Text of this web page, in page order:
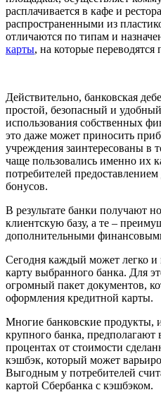
расплачивается в кафе и
распространенными из
отличаются по типам и
карты, на которые
Действительно, банковская
простой, безопасный и
использования собственных
это даже может приносить
учреждения заинтересованы
чаще пользовались именно их
потребителей
бонусов.
В результате банки получают
клиентскую базу, а те –
дополнительными
Сегодня каждый может легко и
карту выбранного банка. Для
огромный пакет документов,
оформления кредитной карты.
Многие банковские
крупного банка,
процентах от стоимости
кэшбэк, который может
Выгодным у потребителей
картой Сбербанка с кэшбэком.